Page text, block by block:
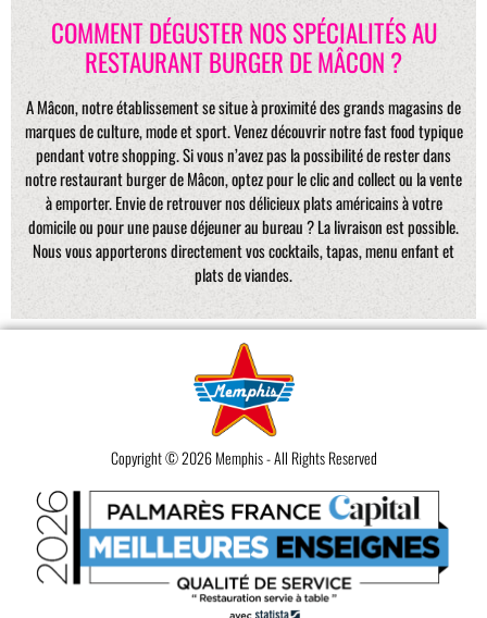
COMMENT DÉGUSTER NOS SPÉCIALITÉS AU
RESTAURANT BURGER DE MÂCON ?
A Mâcon, notre établissement se situe à proximité des grands magasins de
marques de culture, mode et sport. Venez découvrir notre fast food typique
pendant votre shopping. Si vous n’avez pas la possibilité de rester dans
notre restaurant burger de Mâcon, optez pour le clic and collect ou la vente
à emporter. Envie de retrouver nos délicieux plats américains à votre
domicile ou pour une pause déjeuner au bureau ? La livraison est possible.
Nous vous apporterons directement vos cocktails, tapas, menu enfant et
plats de viandes.
Copyright © 2026 Memphis - All Rights Reserved